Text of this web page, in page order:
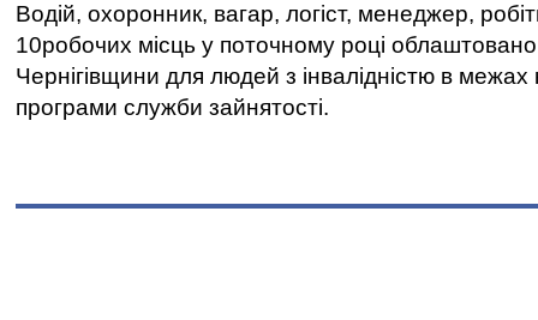
Водій, охоронник, вагар, логіст, менеджер,
10робочих місць у поточному році
Чернігівщини для людей з інвалідністю в межах
програми служби зайнятості.